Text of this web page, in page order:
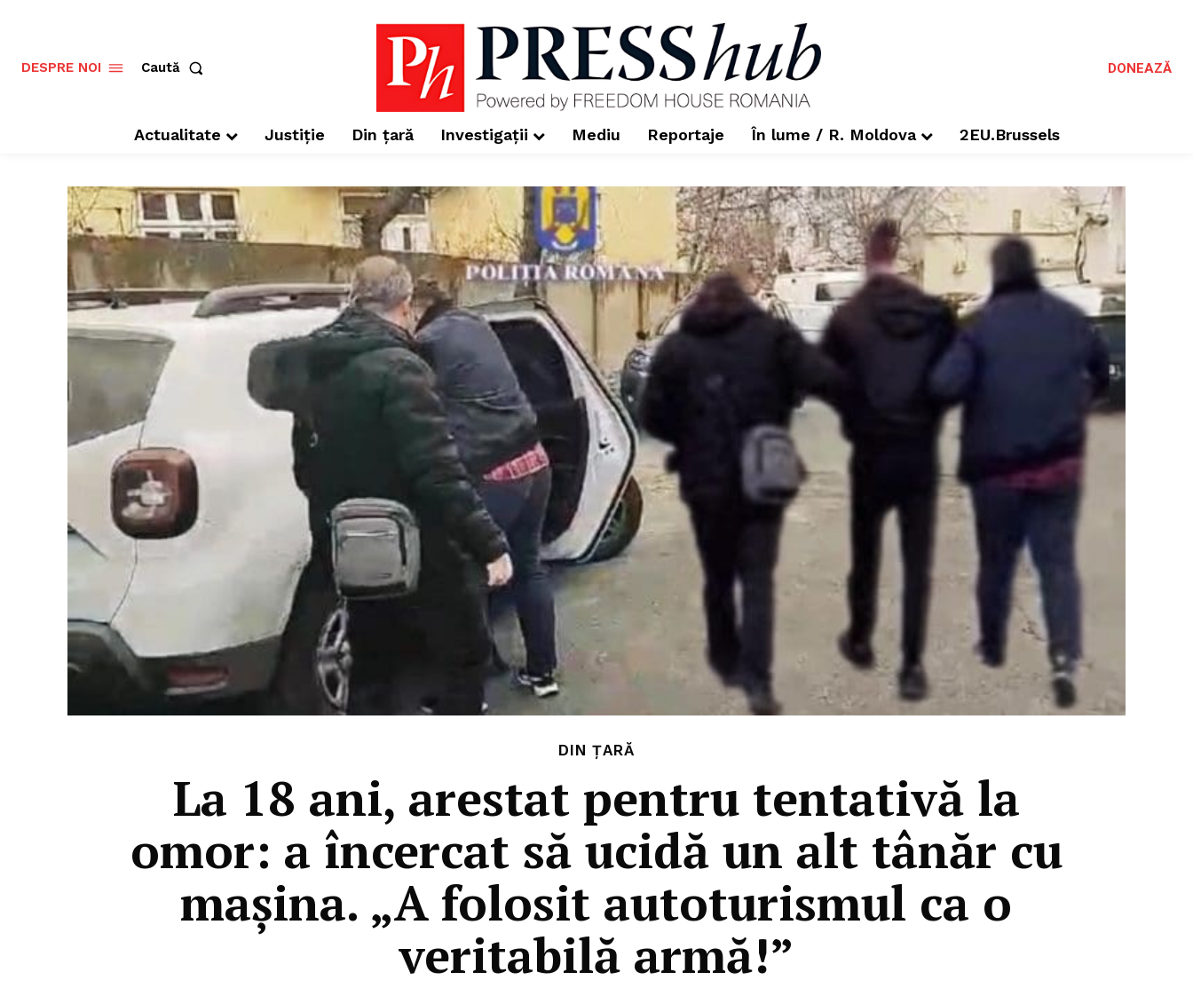
DESPRE NOI Caută DONEAZĂ
Actualitate Justiție Din țară Investigații Mediu Reportaje În lume / R. Moldova 2EU.Brussels
DIN ȚARĂ
La 18 ani, arestat pentru tentativă la
omor: a încercat să ucidă un alt tânăr cu
mașina. „A folosit autoturismul ca o
veritabilă armă!”